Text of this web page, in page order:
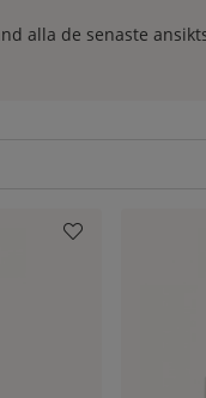
alla de senaste